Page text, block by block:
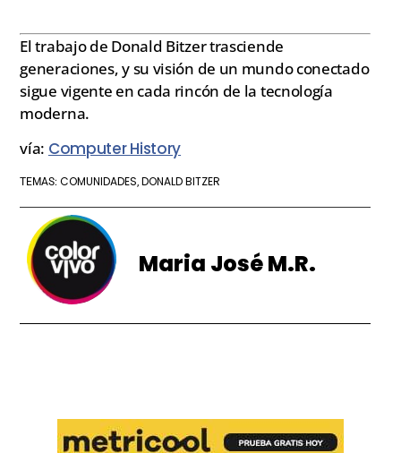
El trabajo de Donald Bitzer trasciende
generaciones, y su visión de un mundo conectado
sigue vigente en cada rincón de la tecnología
moderna.
vía: Computer History
TEMAS:COMUNIDADES ,DONALD BITZER
Maria José M.R.